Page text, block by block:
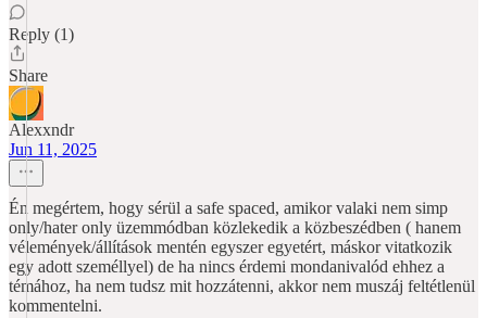
Reply (1)
Share
Alexxndr
Jun 11, 2025
Én megértem, hogy sérül a safe spaced, amikor valaki nem simp
only/hater only üzemmódban közlekedik a közbeszédben ( hanem
vélemények/állítások mentén egyszer egyetért, máskor vitatkozik
egy adott személlyel) de ha nincs érdemi mondanivalód ehhez a
témához, ha nem tudsz mit hozzátenni, akkor nem muszáj feltétlenül
kommentelni.